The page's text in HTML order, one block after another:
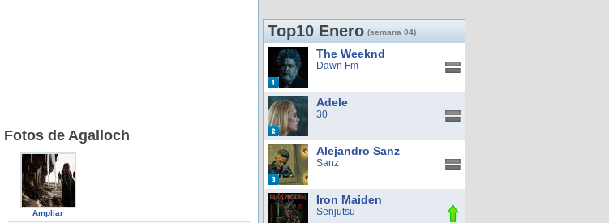
Fotos de Agalloch
Ampliar
Top10 Enero (semana 04)
The Weeknd
Dawn Fm
Adele
30
Alejandro Sanz
Sanz
Iron Maiden
Senjutsu